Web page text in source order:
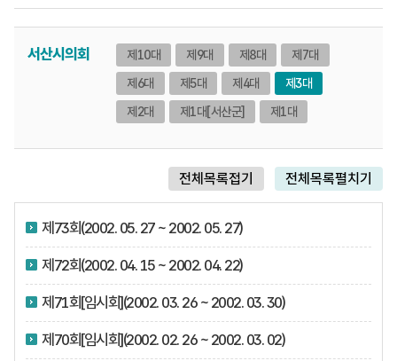
5분자유발언
서산시의회 제10대 제9대 제8대
제7대
제6대
제5대 제4대
제3대
제2대
제1대[서산군] 제1대
제73회(2002. 05. 27 ~ 2002. 05. 27)
제72회(2002. 04. 15 ~ 2002. 04. 22)
제71회[임시회](2002. 03. 26 ~ 2002. 03. 30)
제70회[임시회](2002. 02. 26 ~ 2002. 03. 02)
전체목록접기 전체목록펼치기